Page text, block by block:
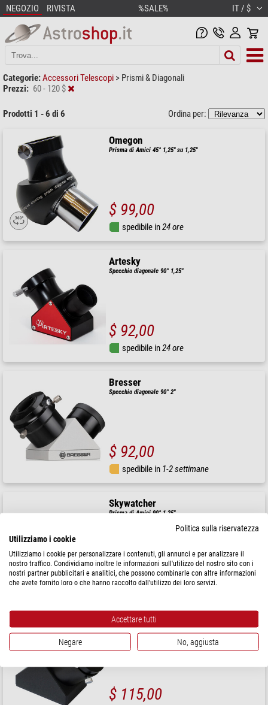
NEGOZIO RIVISTA %SALE% IT / $
Categorie:Accessori Telescopi > Prismi & Diagonali
Prezzi: 60 - 120 $
Prodotti 1 - 6 di 6 Ordina per:
Omegon
Prisma di Amici 45° 1,25" su 1,25"
$ 99,00
spedibile in24 ore
Artesky
Specchio diagonale 90° 1,25"
$ 92,00
spedibile in24 ore
Bresser
Specchio diagonale 90° 2"
$ 92,00
spedibile in 1-2 settimane
Skywatcher
Prisma di Amici 90° 1,25"
$ 65,00
Skywatcher
Specchio diagonale 90° 2"
$ 115,00
Politica sulla riservatezza
Utilizziamo i cookie
Utilizziamo i cookie per personalizzare i contenuti, gli annunci e per analizzare il
nostro traffico. Condividiamo inoltre le informazioni sull'utilizzo del nostro sito con i
nostri partner pubblicitari e analitici, che possono combinarle con altre informazioni
che avete fornito loro o che hanno raccolto dall'utilizzo dei loro servizi.
Accettare tutti
Negare No, aggiusta